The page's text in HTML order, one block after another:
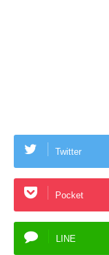
Twitter
Pocket
LINE